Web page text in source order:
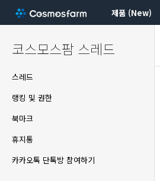
제품 (New)
코스모스팜 스레드
스레드
랭킹 및 권한
북마크
휴지통
카카오톡 단톡방 참여하기